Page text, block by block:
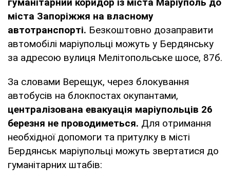
міста Запоріжжя на власному
автотранспорті. Безкоштовно дозаправити
автомобілі маріупольці можуть у Бердянську
за адресою вулиця Мелітопольське шосе, 87б.
За словами Верещук, через блокування
автобусів на блокпостах окупантами,
централізована евакуація маріупольців 26
березня не проводиметься. Для отримання
необхідної допомоги та притулку в місті
Бердянськ маріупольці можуть звертатися до
гуманітарних штабів: